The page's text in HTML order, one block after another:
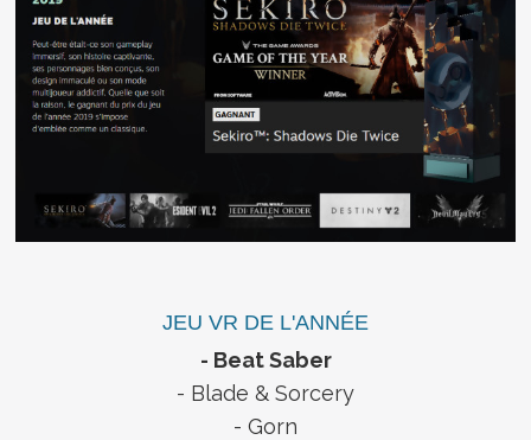
JEU VR DE L'ANNÉE
- Beat Saber
- Blade & Sorcery
- Gorn